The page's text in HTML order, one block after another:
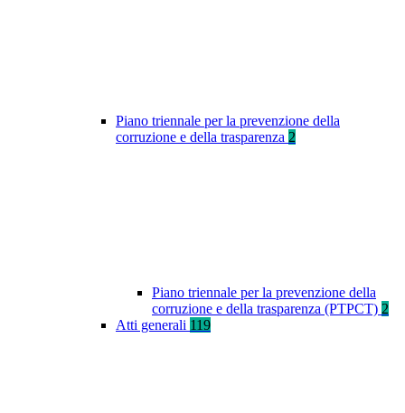
Piano triennale per la prevenzione della
corruzione e della trasparenza 2
Piano triennale per la prevenzione della
corruzione e della trasparenza (PTPCT) 2
Atti generali 119